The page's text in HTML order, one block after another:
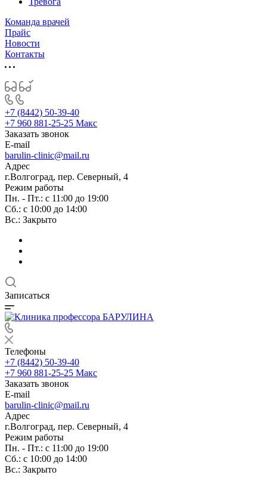
Команда врачей
Прайс
Новости
Контакты
+7 (8442) 50-39-40
+7 960 881-25-25 Макс
Заказать звонок
E-mail
barulin-clinic@mail.ru
Адрес
г.Волгоград, пер. Северный, 4
Режим работы
Пн. - Пт.: с 11:00 до 19:00
Сб.: с 10:00 до 14:00
Вс.: Закрыто
Записаться
Телефоны
+7 (8442) 50-39-40
+7 960 881-25-25 Макс
Заказать звонок
E-mail
barulin-clinic@mail.ru
Адрес
г.Волгоград, пер. Северный, 4
Режим работы
Пн. - Пт.: с 11:00 до 19:00
Сб.: с 10:00 до 14:00
Вс.: Закрыто